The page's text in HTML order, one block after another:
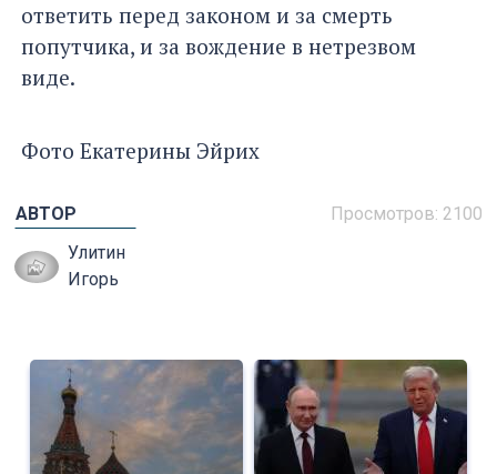
ответить перед законом и за смерть
попутчика, и за вождение в нетрезвом
виде.
Фото Екатерины Эйрих
Просмотров: 2100
АВТОР
Улитин
Игорь